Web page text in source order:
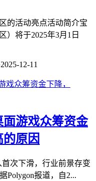
的活动亮点活动简介宝
）将于2025年3月1日
2025-12-11
游戏众筹资金
原因
首次下滑，行业前景存变
Polygon报道，自2...